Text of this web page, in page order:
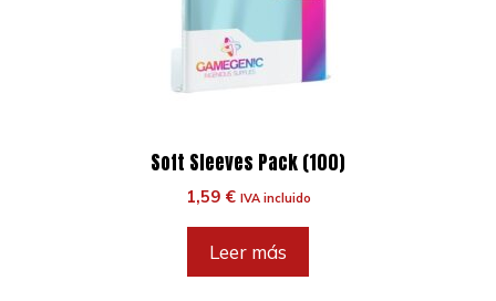
Soft Sleeves Pack (100)
1,59 € IVA incluido
Leer más